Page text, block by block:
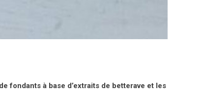
fondants à base d’extraits de betterave et les